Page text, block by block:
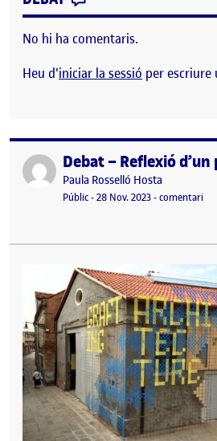
No hi ha comentaris.
Heu d'iniciar la sessió per escriure
Publicat perDebat – Reflexió d’un
Publicat per
Paula Rosselló Hosta
Visibilitat:
Públic-Data de publicació
28 Nov. 202328 novembre,
-comentariel